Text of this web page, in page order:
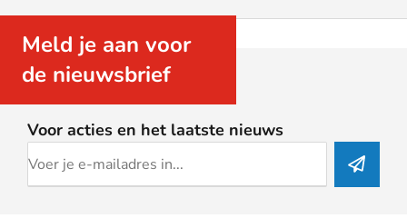
Meld je aan voor
de nieuwsbrief
Voor acties en het laatste nieuws